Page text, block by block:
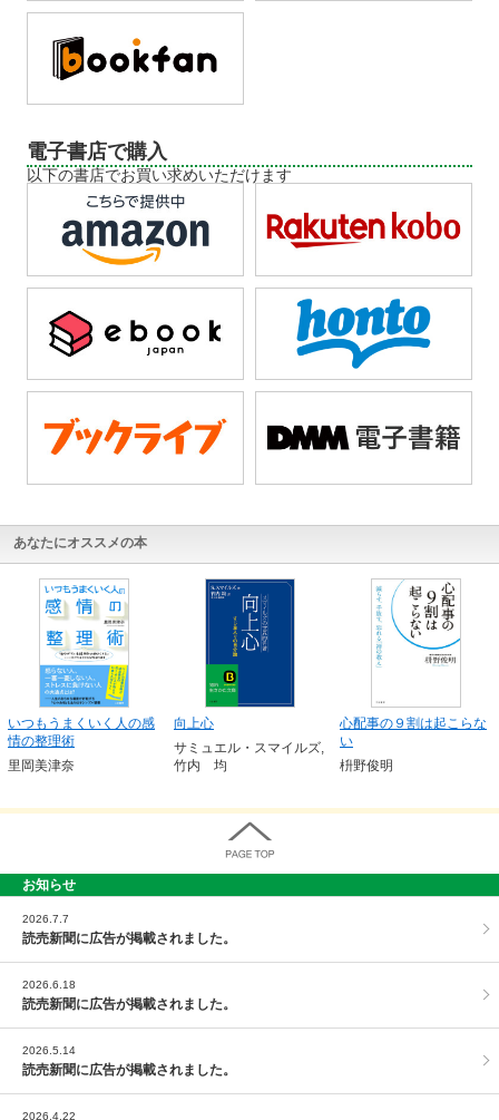
電子書店で購入
以下の書店でお買い求めいただけます
あなたにオススメの本
いつもうまくいく人の感
情の整理術
里岡美津奈
向上心
サミュエル・スマイルズ,
竹内 均
心配事の９割は起こらな
い
枡野俊明
お知らせ
2026.7.7
読売新聞に広告が掲載されました。
2026.6.18
読売新聞に広告が掲載されました。
2026.5.14
読売新聞に広告が掲載されました。
2026.4.22
PAGE TOP